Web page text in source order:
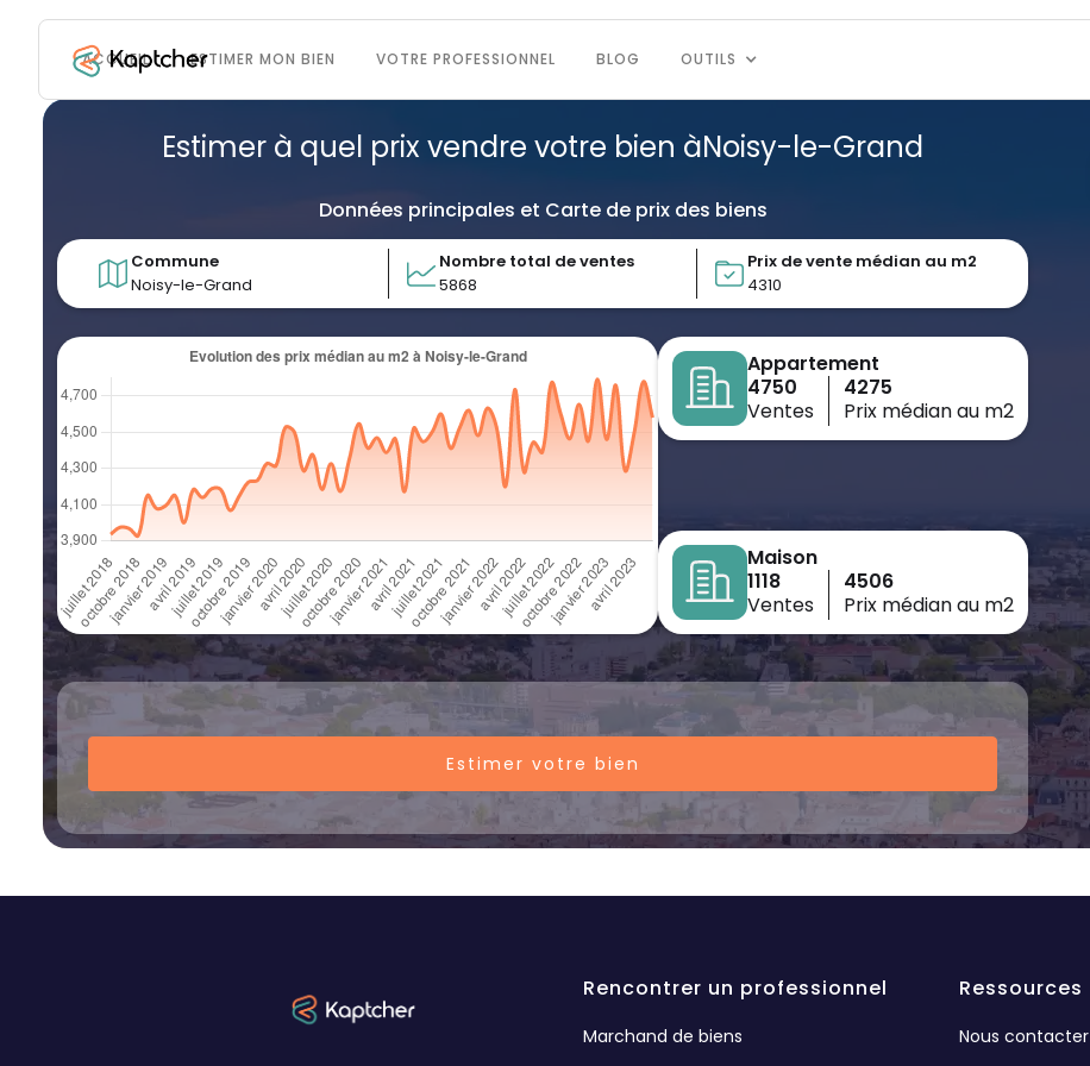
ACCUEIL ESTIMER MON BIEN VOTRE PROFESSIONNEL BLOG OUTILS
Estimer à quel prix vendre votre bien àNoisy-le-Grand
Données principales et Carte de prix des biens
Commune
Noisy-le-Grand
Nombre total de ventes
5868
Prix de vente médian au m2
4310
Appartement
4750
Ventes
4275
Prix médian au m2
Maison
1118
Ventes
4506
Prix médian au m2
Estimer votre bien
Rencontrer un professionnel
Marchand de biens
Ressources
Nous contacter